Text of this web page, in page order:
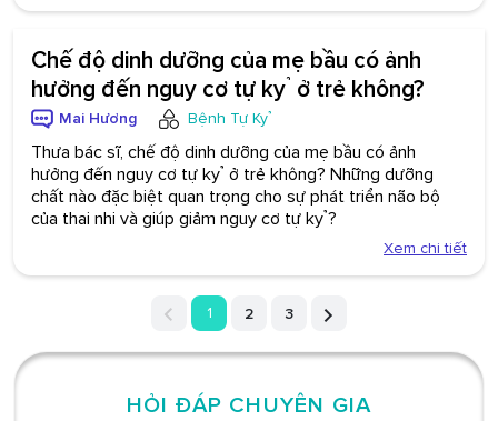
Chế độ dinh dưỡng của mẹ bầu có ảnh
hưởng đến nguy cơ tự kỷ ở trẻ không?
Mai Hương Bệnh Tự Kỷ
Thưa bác sĩ, chế độ dinh dưỡng của mẹ bầu có ảnh
hưởng đến nguy cơ tự kỷ ở trẻ không? Những dưỡng
chất nào đặc biệt quan trọng cho sự phát triển não bộ
của thai nhi và giúp giảm nguy cơ tự kỷ?
Xem chi tiết
1 2 3
HỎI ĐÁP CHUYÊN GIA